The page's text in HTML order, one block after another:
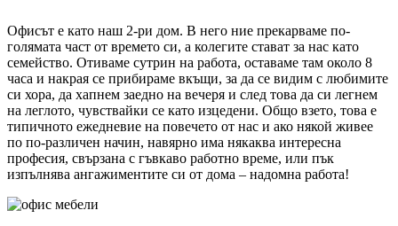
Офисът е като наш 2-ри дом. В него ние прекарваме по-
голямата част от времето си, а колегите стават за нас като
семейство. Отиваме сутрин на работа, оставаме там около 8
часа и накрая се прибираме вкъщи, за да се видим с любимите
си хора, да хапнем заедно на вечеря и след това да си легнем
на леглото, чувствайки се като изцедени. Общо взето, това е
типичното ежедневие на повечето от нас и ако някой живее
по по-различен начин, навярно има някаква интересна
професия, свързана с гъвкаво работно време, или пък
изпълнява ангажиментите си от дома – надомна работа!